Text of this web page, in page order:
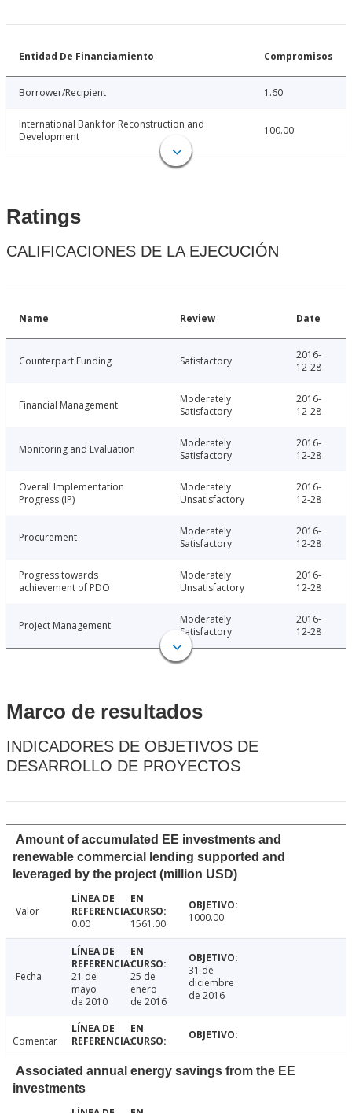
Entidad De Financiamiento Compromisos
Borrower/Recipient 1.60
International Bank for Reconstruction and
Development
100.00
Ratings
CALIFICACIONES DE LA EJECUCIÓN
Name Review Date
Counterpart Funding Satisfactory
2016-
12-28
Financial Management
Moderately
Satisfactory
2016-
12-28
Monitoring and Evaluation
Moderately
Satisfactory
2016-
12-28
Overall Implementation
Progress (IP)
Moderately
Unsatisfactory
2016-
12-28
Procurement
Moderately
Satisfactory
2016-
12-28
Progress towards
achievement of PDO
Moderately
Unsatisfactory
2016-
12-28
Project Management
Moderately
Satisfactory
2016-
12-28
Marco de resultados
INDICADORES DE OBJETIVOS DE
DESARROLLO DE PROYECTOS
Amount of accumulated EE investments and
renewable commercial lending supported and
leveraged by the project (million USD)
Valor
0.00
1561.00 1000.00
Fecha
21 de
mayo
de 2010
25 de
enero
de 2016
31 de
diciembre
de 2016
Comentar
Associated annual energy savings from the EE
investments